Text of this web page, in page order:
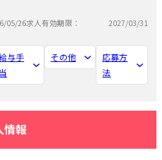
05/26求人有効期限： 2027/03/31
与手
当
その他
応募方
法
情報